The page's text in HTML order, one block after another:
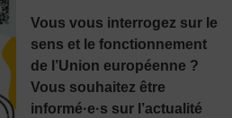
Vous vous interrogez sur le
sens et le fonctionnement
de l’Union européenne ?
Vous souhaitez être
informé·e·s sur l’actualité